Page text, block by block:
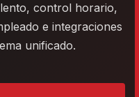
control horario,
e integraciones
unificado.